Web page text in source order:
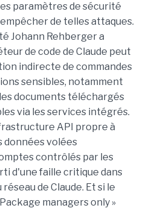
paramètres de sécurité
de telles attaques.
Johann Rehberger a
de code de Claude peut
indirecte de commandes
sensibles, notamment
documents téléchargés
via les services intégrés.
API propre à
données volées
contrôlés par les
d'une faille critique dans
de Claude. Et si le
managers only »